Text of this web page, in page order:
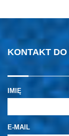
KONTAKT
IMIĘ
E-MAIL